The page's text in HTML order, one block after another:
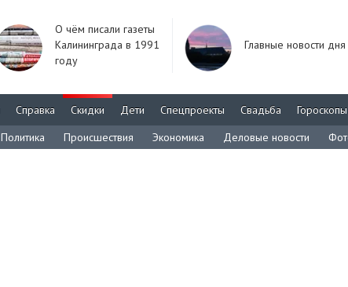
О чём писали газеты
Калининграда в 1991
году
Главные новости дня
Справка Скидки Дети Спецпроекты Свадьба
Гороскопы
Политика Происшествия Экономика Деловые новости